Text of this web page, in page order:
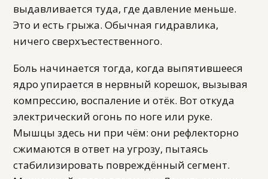
выдавливается туда, где давление меньше.
Это и есть грыжа. Обычная гидравлика,
ничего сверхъестественного.
Боль начинается тогда, когда выпятившееся
ядро упирается в нервный корешок, вызывая
компрессию, воспаление и отёк. Вот откуда
электрический огонь по ноге или руке.
Мышцы здесь ни при чём: они рефлекторно
сжимаются в ответ на угрозу, пытаясь
стабилизировать повреждённый сегмент.